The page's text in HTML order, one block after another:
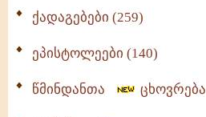
ქადაგებები (259)
ეპისტოლეები (140)
წმინდანთა ცხოვრება